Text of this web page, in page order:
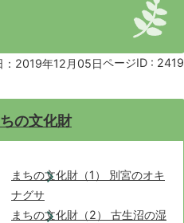
：2019年12月05日ページID : 2419
の文化財
まちの文化財（1） 別宮のオキ
ナグサ
まちの文化財（2） 古生沼の湿